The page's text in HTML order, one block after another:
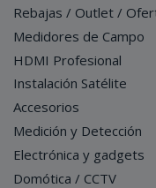
Rebajas / Outlet /
Medidores de Campo
HDMI Profesional
Instalación Satélite
Accesorios
Medición y Detección
Electrónica y gadgets
Domótica / CCTV